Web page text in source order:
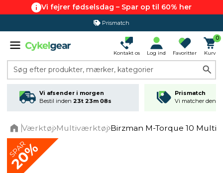
Vi fejrer fødselsdag – Spar op til 60% her
Kontakt os Log ind Favoritter
0
Kurv
Søg efter produkter, mærker, kategorier
Vi afsender i morgen
Bestil inden 23t 23m 08s
Prismatch
Vi matcher den
Værktøj Multiværktøj Birzman M-Torque 10
SPAR
20%